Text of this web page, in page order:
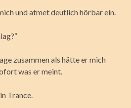
und atmet deutlich hörbar ein.
zusammen als hätte er mich
was er meint.
Trance.